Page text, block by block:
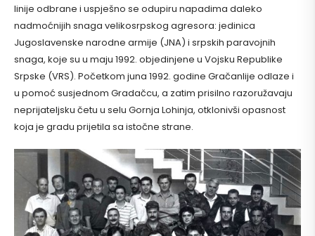
linije odbrane i uspješno se odupiru napadima daleko
nadmoćnijih snaga velikosrpskog agresora: jedinica
Jugoslavenske narodne armije (JNA) i srpskih paravojnih
snaga, koje su u maju 1992. objedinjene u Vojsku Republike
Srpske (VRS). Početkom juna 1992. godine Gračanlije odlaze i
u pomoć susjednom Gradačcu, a zatim prisilno razoružavaju
neprijateljsku četu u selu Gornja Lohinja, otklonivši opasnost
koja je gradu prijetila sa istočne strane.